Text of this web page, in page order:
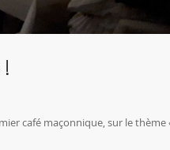
!
café maçonnique, sur le thème